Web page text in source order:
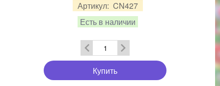
Артикул: CN427
Есть в наличии
Купить